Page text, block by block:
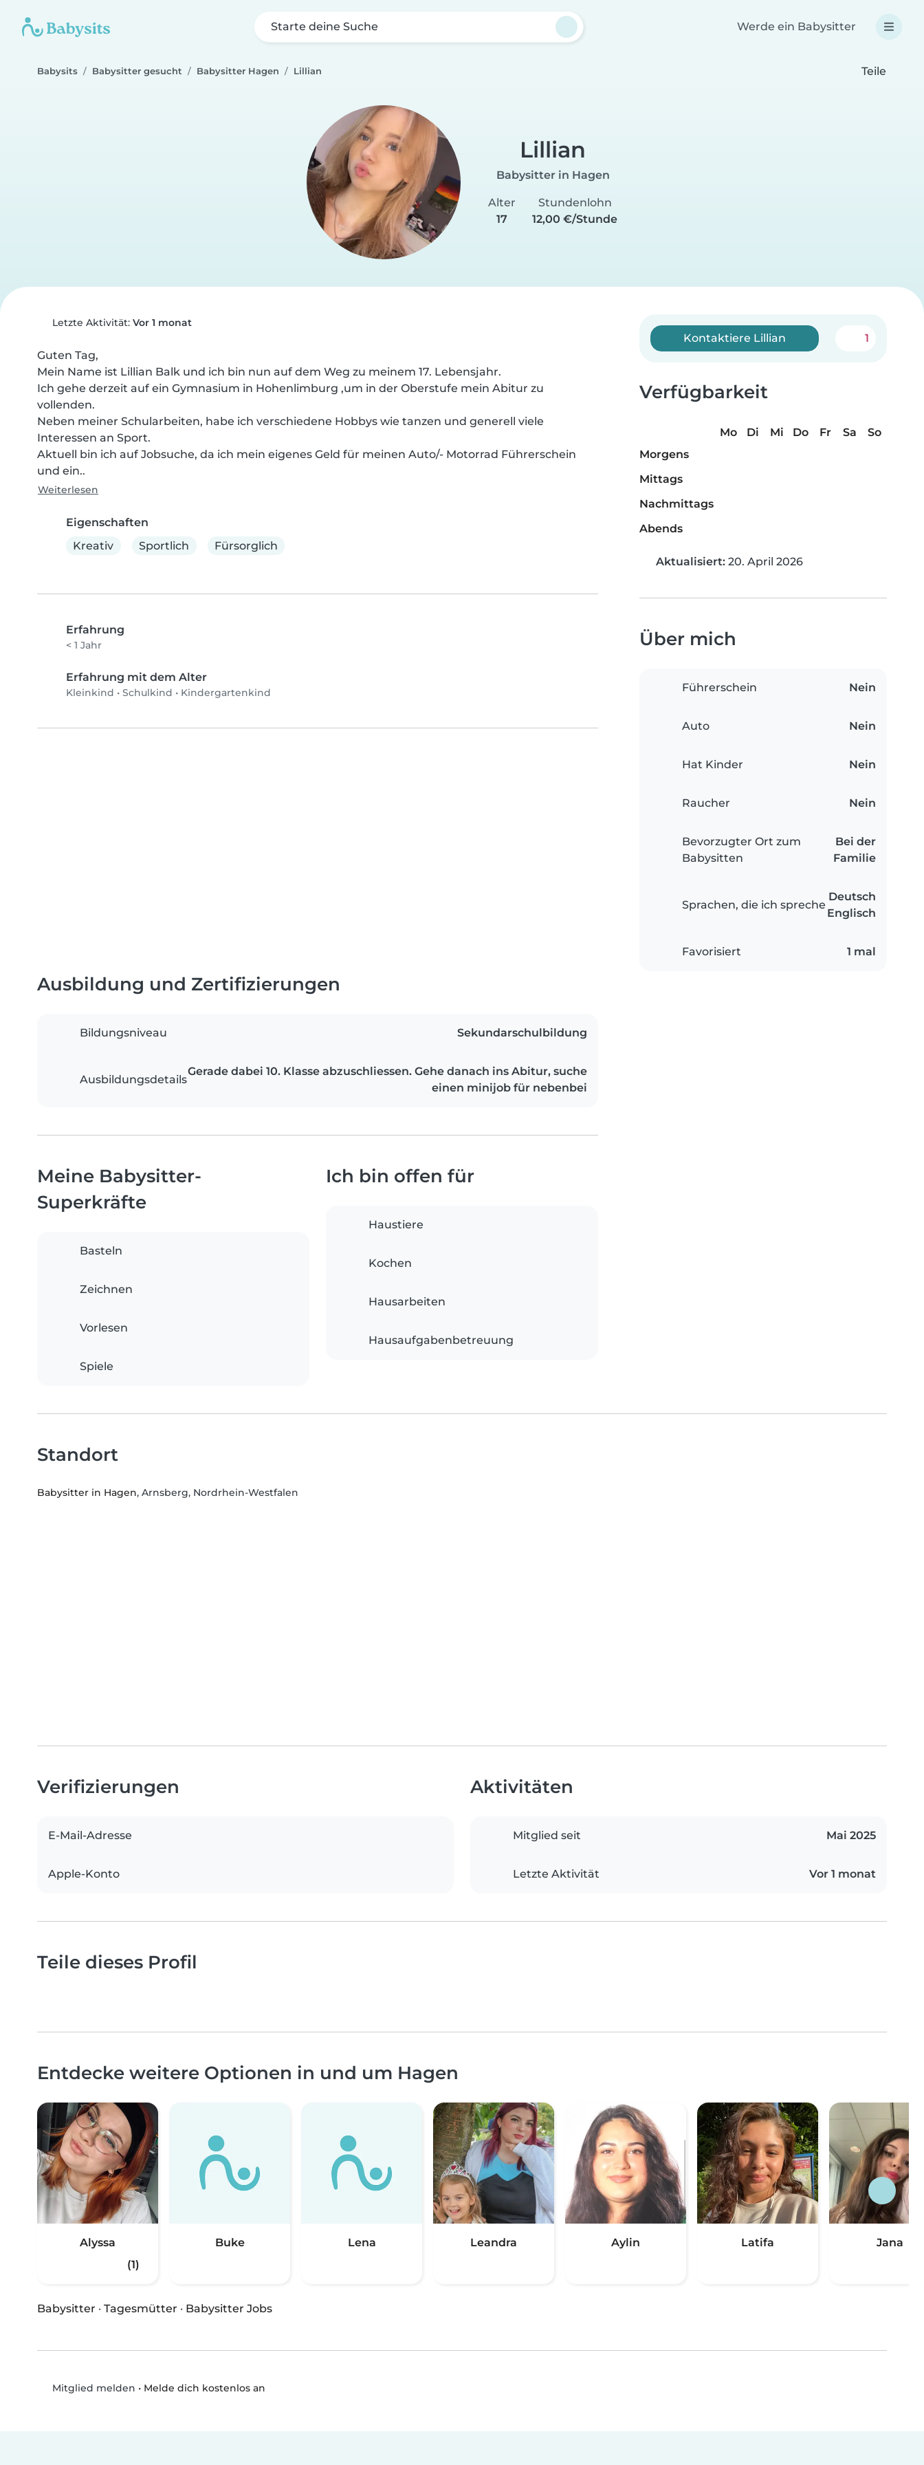
Starte deine Suche Werde ein Babysitter
Babysits Babysitter gesucht Babysitter Hagen Lillian Teile
Lillian
Babysitter in Hagen
Alter
17
Stundenlohn
12,00 €/Stunde
Letzte Aktivität: Vor 1 monat
Guten Tag,
Mein Name ist Lillian Balk und ich bin nun auf dem Weg zu meinem 17. Lebensjahr.
Ich gehe derzeit auf ein Gymnasium in Hohenlimburg ,um in der Oberstufe mein Abitur zu
vollenden.
Neben meiner Schularbeiten, habe ich verschiedene Hobbys wie tanzen und generell viele
Interessen an Sport.
Aktuell bin ich auf Jobsuche, da ich mein eigenes Geld für meinen Auto/- Motorrad Führerschein
und ein..
Weiterlesen
Eigenschaften
Kreativ
Sportlich Fürsorglich
Erfahrung
< 1 Jahr
Erfahrung mit dem Alter
Kleinkind • Schulkind • Kindergartenkind
Kontaktiere Lillian 1
Verfügbarkeit
Mo Di Mi Do Fr Sa
So
Morgens
Mittags
Nachmittags
Abends
Aktualisiert: 20. April 2026
Über mich
Führerschein Nein
Auto Nein
Hat Kinder Nein
Raucher Nein
Bevorzugter Ort zum
Babysitten
Bei der
Familie
Sprachen, die ich spreche
Deutsch
Englisch
Favorisiert 1 mal
Ausbildung und Zertifizierungen
Bildungsniveau Sekundarschulbildung
Ausbildungsdetails
Gerade dabei 10. Klasse abzuschliessen. Gehe danach ins Abitur, suche
einen minijob für nebenbei
Meine Babysitter-
Superkräfte
Basteln
Zeichnen
Vorlesen
Spiele
Ich bin offen für
Haustiere
Kochen
Hausarbeiten
Hausaufgabenbetreuung
Standort
Babysitter in Hagen, Arnsberg, Nordrhein-Westfalen
Verifizierungen
E-Mail-Adresse
Apple-Konto
Aktivitäten
Mitglied seit Mai 2025
Letzte Aktivität Vor 1 monat
Teile dieses Profil
Entdecke weitere Optionen in und um Hagen
Alyssa
(1)
Buke Lena Leandra Aylin Latifa Jana
Babysitter · Tagesmütter · Babysitter Jobs
Mitglied melden • Melde dich kostenlos an